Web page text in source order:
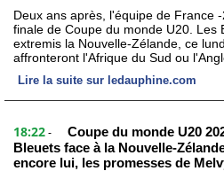
Deux ans après, l'équipe de France
finale de Coupe du monde U20. Les
extremis la Nouvelle-Zélande, ce
affronteront l'Afrique du Sud ou
Lire la suite sur ledauphine.com
18:22 -
Coupe du monde U20
Bleuets face à la Nouvelle-
encore lui, les promesses de